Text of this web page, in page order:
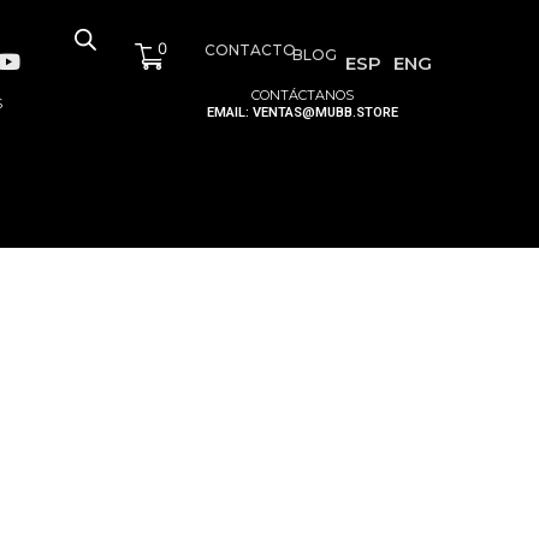
0 CONTACTOBLOG ESP ENG
CONTÁCTANOS
EMAIL: VENTAS@MUBB.STORE